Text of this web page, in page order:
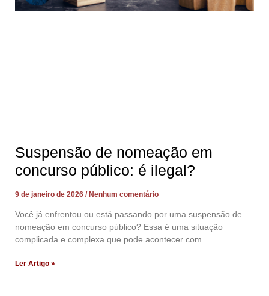
Suspensão de nomeação em
concurso público: é ilegal?
9 de janeiro de 2026 Nenhum comentário
Você já enfrentou ou está passando por uma suspensão de
nomeação em concurso público? Essa é uma situação
complicada e complexa que pode acontecer com
Ler Artigo »